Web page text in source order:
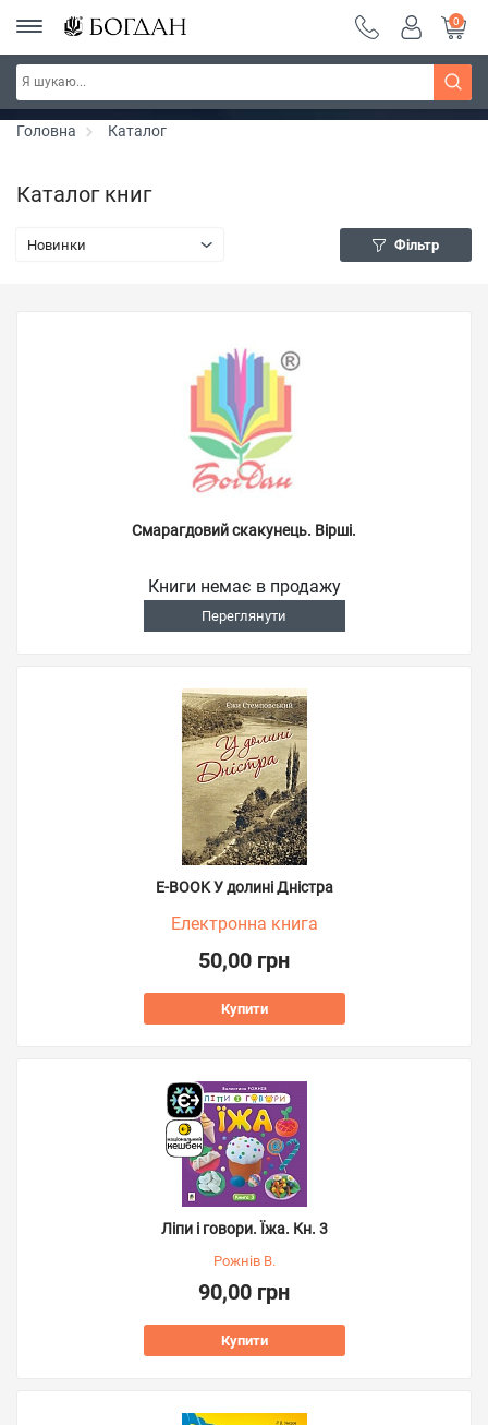
РОЗПРОДАЖ ~ 150 грн ~ 200 грн ~ 250 грн ~
300 грн ~ РОЗПРОДАЖ
Дізнатись більше
0
Головна Каталог
Каталог книг
Новинки Фільтр
Смарагдовий скакунець. Вірші.
Книги немає в продажу
Переглянути
E-BOOK У долині Дністра
Електронна книга
50,00 грн
Купити
Ліпи і говори. Їжа. Кн. 3
Рожнів В.
90,00 грн
Купити